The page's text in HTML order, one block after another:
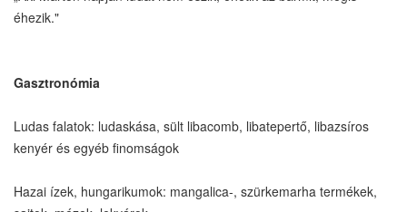
éhezik."
Gasztronómia
Ludas falatok: ludaskása, sült libacomb, libatepertő, libazsíros
kenyér és egyéb finomságok
Hazai ízek, hungarikumok: mangalica-, szürkemarha termékek,